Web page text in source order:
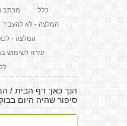
כללי מכתב
המלצה - לא להעביר
המלצה -
עזרה לשימוש
הנך כאן:דף הבית /
סיפור שהיה היום